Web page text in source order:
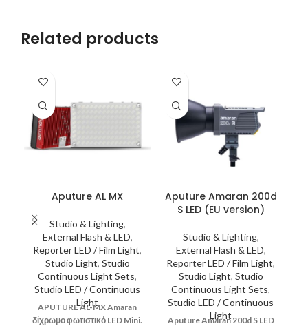
Related products
Aputure AL MX
Studio & Lighting,
External Flash & LED,
Reporter LED / Film Light,
Studio Light, Studio
Continuous Light Sets,
Studio LED / Continuous
Light
APUTURE AL-MX Amaran
δίχρωμο φωτιστικό LED Mini.
Aputure Amaran 200d
S LED (EU version)
Studio & Lighting,
External Flash & LED,
Reporter LED / Film Light,
Studio Light, Studio
Continuous Light Sets,
Studio LED / Continuous
Light
Aputure Amaran 200d S LED